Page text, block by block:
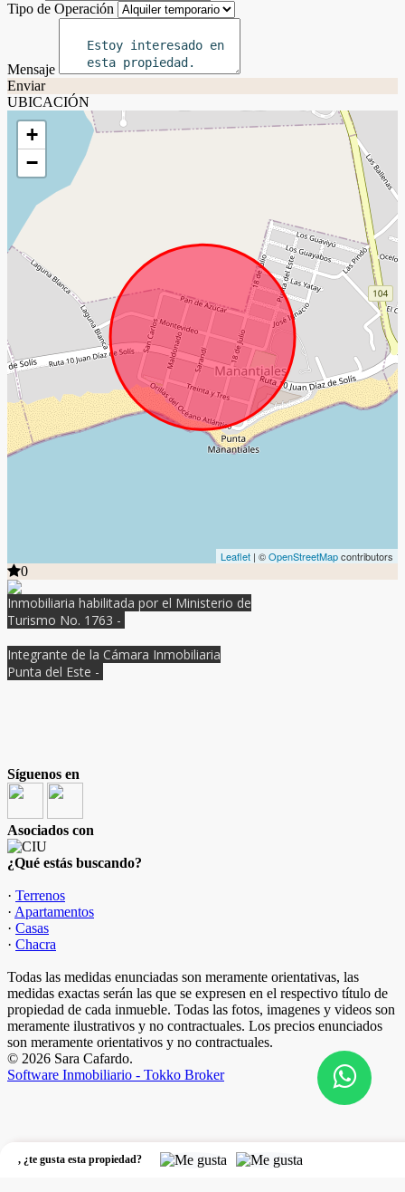
, ¿te gusta esta propiedad?
Tipo de Operación
Mensaje
Enviar
UBICACIÓN
+
−
Leaflet | ©OpenStreetMapcontributors
0
Inmobiliaria habilitada por el Ministerio de
Turismo No. 1763 -
Integrante de la Cámara Inmobiliaria
Punta del Este -
Síguenos en
Asociados con
¿Qué estás buscando?
· Terrenos
· Apartamentos
· Casas
· Chacra
Todas las medidas enunciadas son meramente orientativas, las
medidas exactas serán las que se expresen en el respectivo título de
propiedad de cada inmueble. Todas las fotos, imagenes y videos son
meramente ilustrativos y no contractuales. Los precios enunciados
son meramente orientativos y no contractuales.
© 2026 Sara Cafardo.
Software Inmobiliario - Tokko Broker